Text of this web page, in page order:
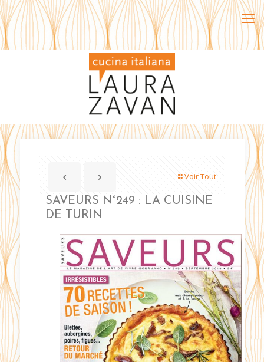
Voir Tout
SAVEURS N°249 : LA CUISINE
DE TURIN